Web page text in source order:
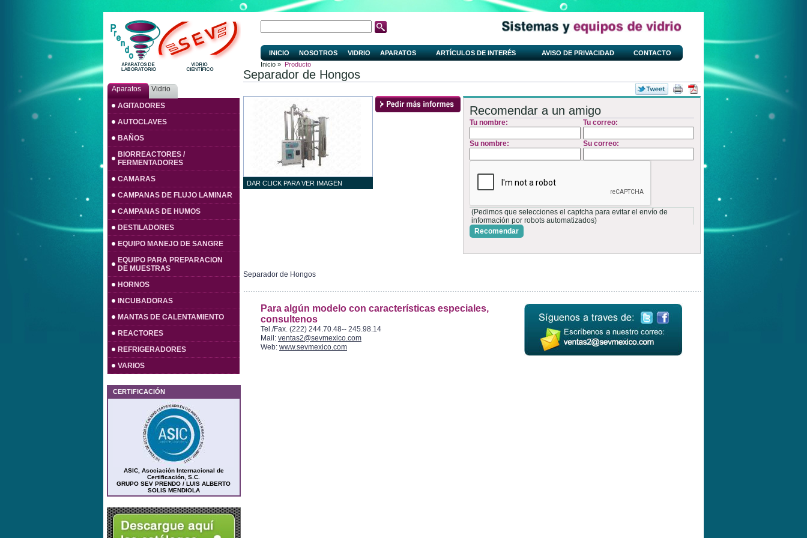
Aparatos
Vidrio
AGITADORES
AUTOCLAVES
BAÑOS
BIORREACTORES /
FERMENTADORES
CAMARAS
CAMPANAS DE FLUJO LAMINAR
CAMPANAS DE HUMOS
DESTILADORES
EQUIPO MANEJO DE SANGRE
EQUIPO PARA PREPARACION
DE MUESTRAS
HORNOS
INCUBADORAS
MANTAS DE CALENTAMIENTO
REACTORES
REFRIGERADORES
VARIOS
CERTIFICACIÓN
ASIC, Asociación Internacional de
Certificación, S.C.
GRUPO SEV PRENDO / LUIS ALBERTO
SOLIS MENDIOLA
INICIO NOSOTROS VIDRIO APARATOS ARTÍCULOS DE INTERÉS AVISO DE PRIVACIDAD
CONTACTO
Inicio » Producto
Separador de Hongos
DAR CLICK PARA VER IMAGEN
Recomendar a un amigo
Tu nombre: Tu correo:
Su nombre: Su correo:
(Pedimos que selecciones el captcha para evitar el envío de
información por robots automatizados)
Recomendar
Separador de Hongos
Para algún modelo con características especiales,
consultenos
Tel./Fax. (222) 244.70.48-- 245.98.14
Mail: ventas2@sevmexico.com
Web: www.sevmexico.com